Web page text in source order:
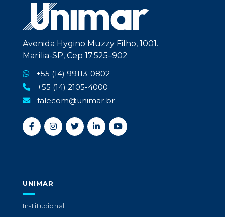
Avenida Hygino Muzzy Filho, 1001.
Marília-SP, Cep 17.525–902
+55 (14) 99113-0802
+55 (14) 2105-4000
falecom@unimar.br
UNIMAR
Institucional